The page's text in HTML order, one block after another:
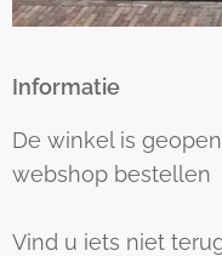
Informatie
De winkel is
webshop bestellen
Vind u iets niet